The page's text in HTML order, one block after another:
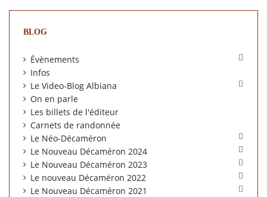
BLOG
Évènements 
Infos
Le Video-Blog Albiana

On en parle
Les billets de l'éditeur
Carnets de randonnée
Le Néo-Décaméron

Le Nouveau Décaméron 2024 
Le Nouveau Décaméron 2023 
Le nouveau Décaméron 2022 
Le Nouveau Décaméron 2021 